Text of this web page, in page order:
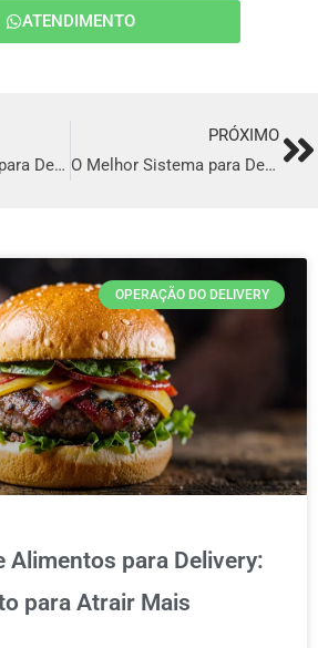
ATENDIMENTO
O Melhor Sistema para Delivery em Diadema
PRÓXIMO
O Melhor Sistema para Delivery em Betim
OPERAÇÃO DO DELIVERY
Alimentos para Delivery:
para Atrair Mais